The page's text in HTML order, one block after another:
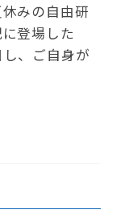
みの自由研
登場した
し、ご自身が